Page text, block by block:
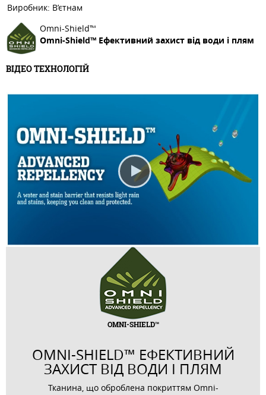
Виробник: В’єтнам
Omni-Shield™
Omni-Shield™ Ефективний захист від води і плям
ВІДЕО ТЕХНОЛОГІЙ
OMNI-SHIELD™
OMNI-SHIELD™ ЕФЕКТИВНИЙ
ЗАХИСТ ВІД ВОДИ І ПЛЯМ
Тканина, що оброблена покриттям Omni-